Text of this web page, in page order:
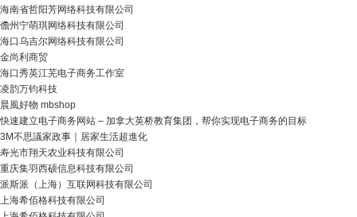
海南省哲阳芳网络科技有限公司
儋州宁萌琪网络科技有限公司
海口乌吉尔网络科技有限公司
金尚利商贸
海口秀英江芜电子商务工作室
凌韵万钧科技
晨風好物 mbshop
快速建立电子商务网站 – 加拿大英桥教育集团，帮你实现电子商务的目标
3M不思議家政事｜居家生活超進化
寿光市翔天农业科技有限公司
重庆集羽西硕信息科技有限公司
派斯派（上海）互联网科技有限公司
上海希佰格科技有限公司